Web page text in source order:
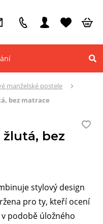
manželské postele
bez matrace
žlutá, bez
stylový design
pro ty, kteří ocení
podobě úložného